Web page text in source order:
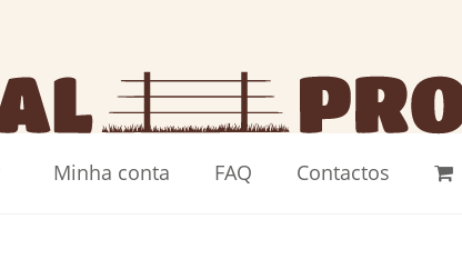
Minha conta FAQ Contactos